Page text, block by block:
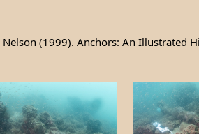
Nelson (1999). Anchors: An Illustrated